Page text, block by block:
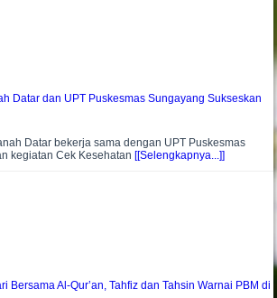
Datar dan UPT Puskesmas Sungayang Sukseskan
Datar bekerja sama dengan UPT Puskesmas
kegiatan Cek Kesehatan [[Selengkapnya...]]
Bersama Al-Qur’an, Tahfiz dan Tahsin Warnai PBM di